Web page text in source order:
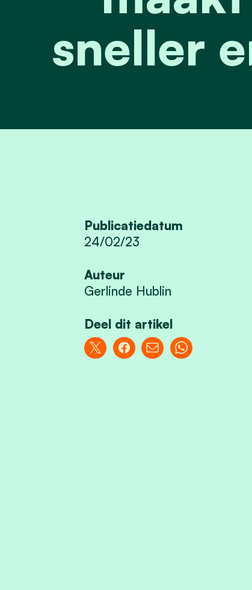
sneller
Publicatiedatum
24/02/23
Auteur
Gerlinde Hublin
Deel dit artikel